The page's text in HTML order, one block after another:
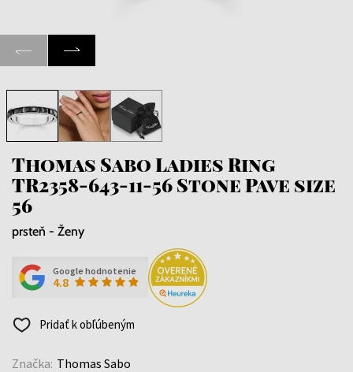
Thomas Sabo Ladies Ring
TR2358-643-11-56 Stone Pave size
56
prsteň - Ženy
Google hodnotenie
4.8
Pridať k obľúbeným
Značka: Thomas Sabo